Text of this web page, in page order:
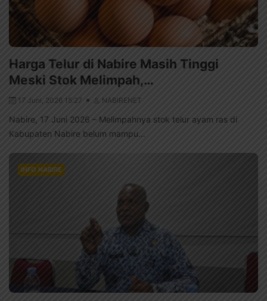
Harga Telur di Nabire Masih Tinggi
Meski Stok Melimpah,…
17 Juni, 2026 15:27 NABIRENET
Nabire, 17 Juni 2026 – Melimpahnya stok telur ayam ras di
Kabupaten Nabire belum mampu...
INFO NABIRE